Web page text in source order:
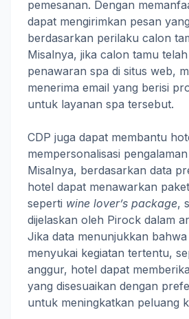
pemesanan. Dengan
dapat mengirimkan pesan
berdasarkan perilaku calon
Misalnya, jika calon tamu
penawaran spa di situs web,
menerima email yang berisi
untuk layanan spa tersebut.
CDP juga dapat membantu
mempersonalisasi
Misalnya, berdasarkan data
hotel dapat menawarkan
seperti wine lover’s package,
dijelaskan oleh Pirock dalam
Jika data menunjukkan
menyukai kegiatan tertentu,
anggur, hotel dapat
yang disesuaikan dengan
untuk meningkatkan peluang